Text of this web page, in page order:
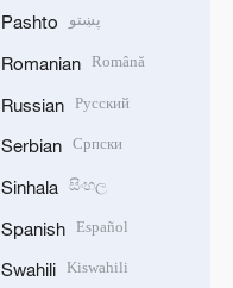
Pashto پښتو
Romanian Română
Russian Русский
Serbian Српски
Sinhala සිංහල
Spanish Español
Swahili Kiswahili